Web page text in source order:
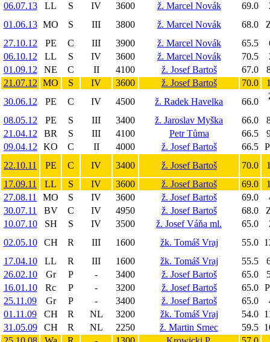
06.07.13
LL S IV 3600 ž. Marcel Novák 69.0
01.06.13 MO S III 3800 ž. Marcel Novák 68.0
27.10.12
PE C III 3900 ž. Marcel Novák 65.5
06.10.12
LL S IV 3600 ž. Marcel Novák 70.5
01.09.12
NE C II 4100 ž. Josef Bartoš 67.0
21.07.12 MO S IV 3600 ž. Josef Bartoš 70.0
30.06.12
PE C IV 4500 ž. Radek Havelka 66.0
08.05.12 PE S III 3400 ž. Jaroslav Myška 66.0
21.04.12
BR S III 4100 Petr Tůma 66.5
09.04.12
KO C II 4000 ž. Josef Bartoš 66.5
22.10.11
PE C IV 3400 ž. Josef Bartoš 70.0
17.09.11
LL S IV 3600 ž. Josef Bartoš 69.0
27.08.11
MO S IV 3600 ž. Josef Bartoš 69.0
30.07.11
BV C IV 4950 ž. Josef Bartoš 68.0
10.07.10
SH S IV 3500 ž. Josef Váňa ml. 65.0
02.05.10
CH R III 1600 žk. Tomáš Vraj 55.0
17.04.10
LL R III 1600 žk. Tomáš Vraj 55.5
26.02.10
Gr P - 3400 ž. Josef Bartoš 65.0
16.01.10
Rc P - 3200 ž. Josef Bartoš 65.0
25.11.09
Gr P - 3400 ž. Josef Bartoš 65.0
01.11.09
CH R NL 3200 žk. Tomáš Vraj 54.0
31.05.09
CH R NL 2250 ž. Martin Srnec 59.5